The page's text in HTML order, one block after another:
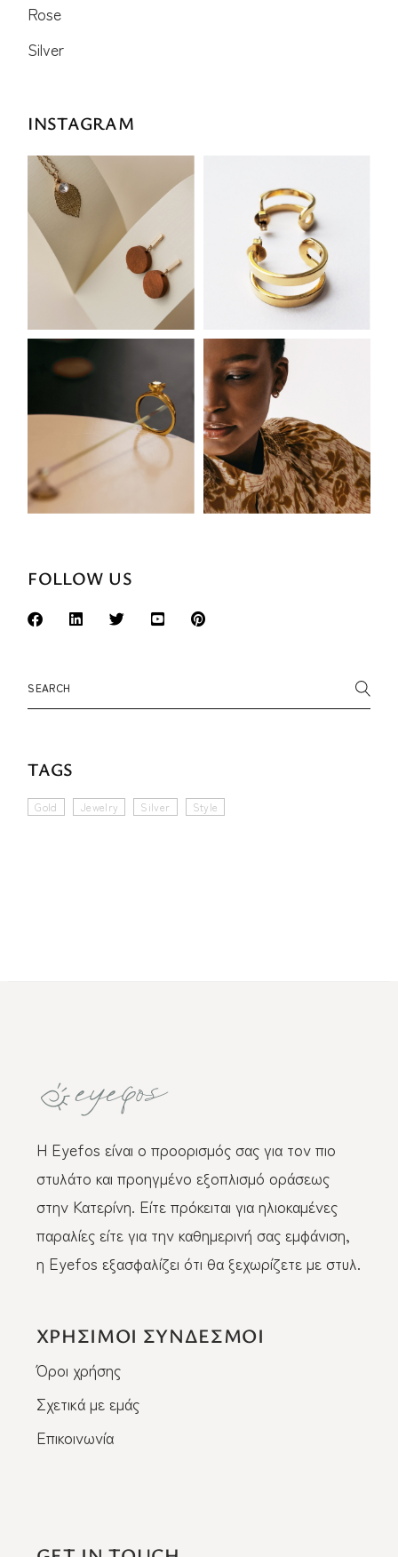
Rose
Silver
INSTAGRAM
FOLLOW US
TAGS
Gold Jewelry Silver Style
Η Eyefos είναι ο προορισμός σας για τον πιο
στυλάτο και προηγμένο εξοπλισμό οράσεως
στην Κατερίνη. Είτε πρόκειται για ηλιοκαμένες
παραλίες είτε για την καθημερινή σας εμφάνιση,
η Eyefos εξασφαλίζει ότι θα ξεχωρίζετε με στυλ.
ΧΡΗΣΙΜΟΙ ΣΥΝΔΕΣΜΟΙ
Όροι χρήσης
Σχετικά με εμάς
Επικοινωνία